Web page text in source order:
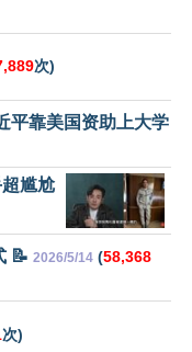
次)
平靠美国资助上大学
尴尬
📝 2026/5/14 (58,368
次)